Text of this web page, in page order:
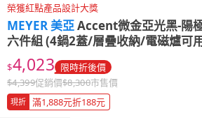
榮獲紅點產品設計大獎
MEYER 美亞Accent微金亞光黑-陽
六件組 (4鍋2蓋/層疊收納/電磁爐可
$4,023 限時折後價
$4,399促銷價$8,300市售價
現折 滿1,888元折188元